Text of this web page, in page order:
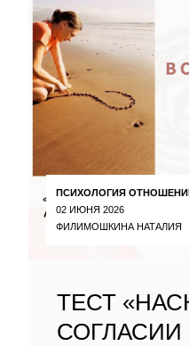
ПСИХОЛОГИЯ
02 ИЮНЯ 2026
ФИЛИМОШКИНА НАТАЛИЯ
ТЕСТ